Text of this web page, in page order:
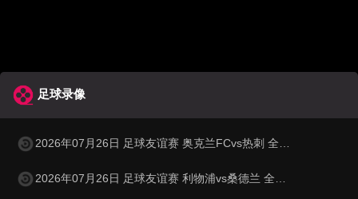
足球录像
2026年07月26日 足球友谊赛 奥克兰FCvs热刺 全场录像
2026年07月26日 足球友谊赛 利物浦vs桑德兰 全场录像